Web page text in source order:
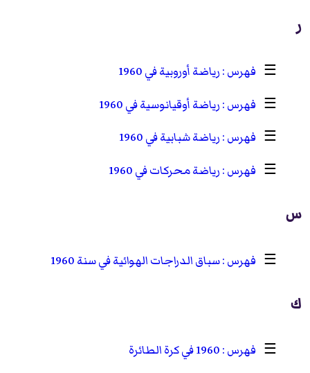
ر
☰
رياضة أوروبية في 1960
☰
رياضة أوقيانوسية في 1960
☰
رياضة شبابية في 1960
☰
رياضة محركات في 1960
س
☰ سباق الدراجات الهوائية في سنة 1960
ك
☰
1960 في كرة الطائرة